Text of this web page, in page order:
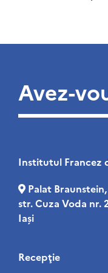
Avez-
Institutul Francez
Palat Braunstein,
str. Cuza Voda nr.
Iași
Recepţie